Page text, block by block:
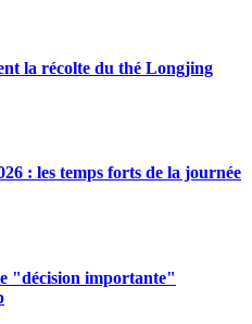
la récolte du thé Longjing
: les temps forts de la journée
"décision importante"